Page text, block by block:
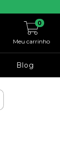
Meu carrinho
0
Blog